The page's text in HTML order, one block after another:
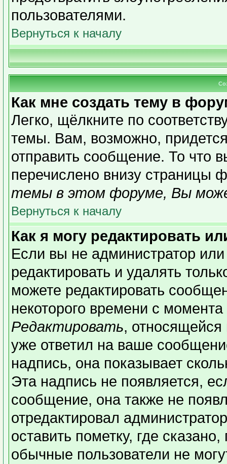
пользователями.
Вернуться к началу
Как мне создать тему в
Легко, щёлкните по
темы. Вам, возможно,
отправить сообщение. То что
перечислено внизу страницы
темы в этом форуме, Вы
Вернуться к началу
Как я могу редактировать
Если вы не администратор
редактировать и удалять
можете редактировать
некоторого времени с
Редактировать,
уже ответил на ваше
надпись, она показывает
Эта надпись не появляется,
сообщение, она также не
отредактировал
оставить пометку, где
обычные пользователи не